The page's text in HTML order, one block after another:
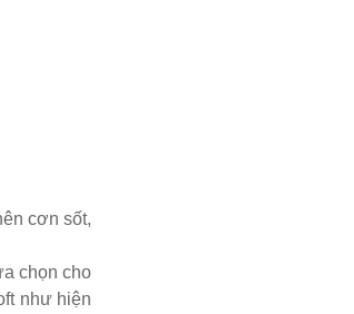
cơn sốt,
chọn cho
như hiện